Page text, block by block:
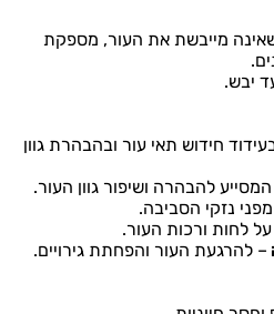
מייבשת את העור, מספקת
יבש.
חידוש תאי עור ובהבהרת גוון
להבהרה ושיפור גוון העור.
נזקי הסביבה.
לחות ורכות העור.
– להרגעת העור והפחתת גירויים.